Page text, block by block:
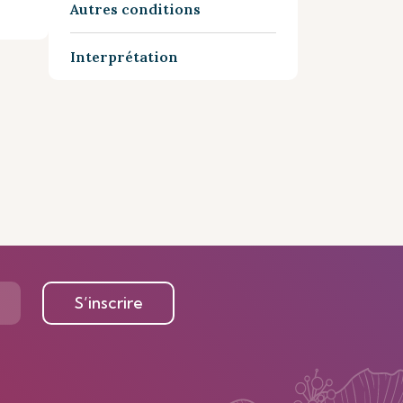
Autres conditions
Interprétation
S’inscrire